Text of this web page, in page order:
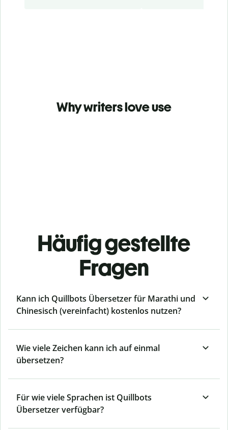
Why writers love use
Häufig gestellte
Fragen
Kann ich Quillbots Übersetzer für Marathi und
Chinesisch (vereinfacht) kostenlos nutzen?
Wie viele Zeichen kann ich auf einmal
übersetzen?
Für wie viele Sprachen ist Quillbots
Übersetzer verfügbar?